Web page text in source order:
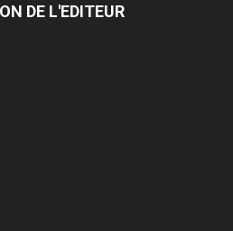
DE L'EDITEUR